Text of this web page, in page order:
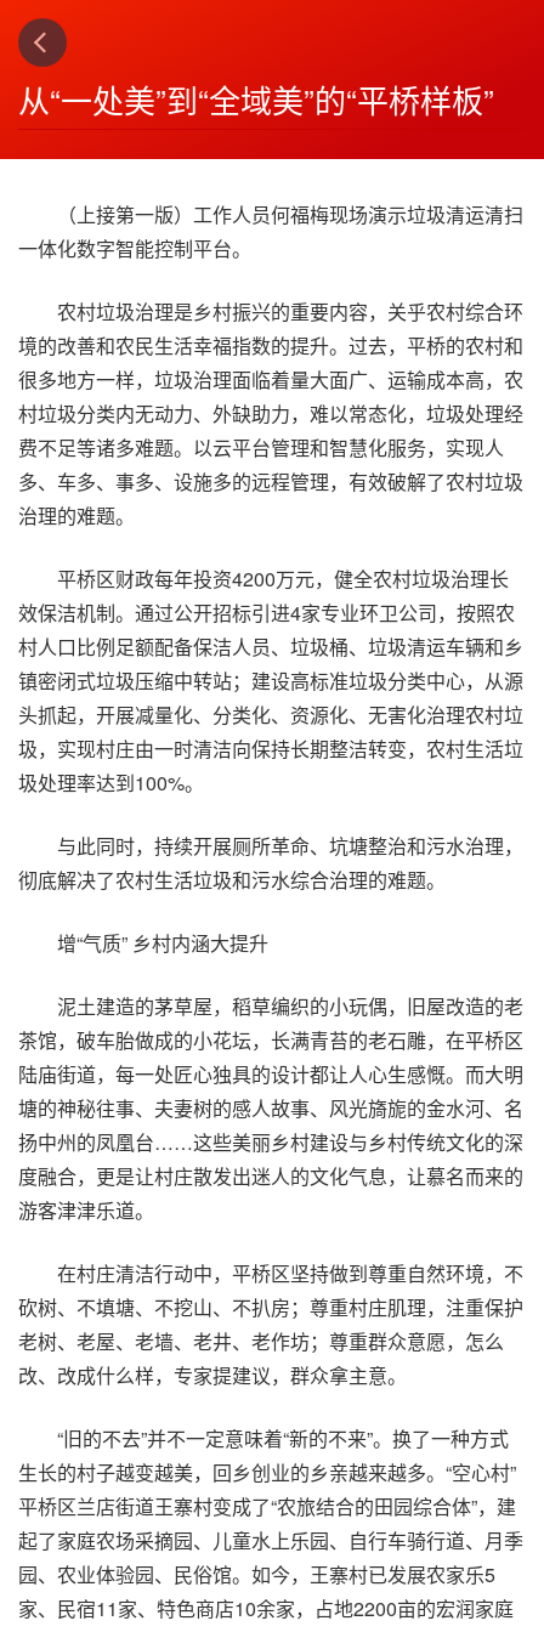
从“一处美”到“全域美”的“平桥样板”
（上接第一版）工作人员何福梅现场演示垃圾清运清扫
一体化数字智能控制平台。
农村垃圾治理是乡村振兴的重要内容，关乎农村综合环
境的改善和农民生活幸福指数的提升。过去，平桥的农村和
很多地方一样，垃圾治理面临着量大面广、运输成本高，农
村垃圾分类内无动力、外缺助力，难以常态化，垃圾处理经
费不足等诸多难题。以云平台管理和智慧化服务，实现人
多、车多、事多、设施多的远程管理，有效破解了农村垃圾
治理的难题。
平桥区财政每年投资4200万元，健全农村垃圾治理长
效保洁机制。通过公开招标引进4家专业环卫公司，按照农
村人口比例足额配备保洁人员、垃圾桶、垃圾清运车辆和乡
镇密闭式垃圾压缩中转站；建设高标准垃圾分类中心，从源
头抓起，开展减量化、分类化、资源化、无害化治理农村垃
圾，实现村庄由一时清洁向保持长期整洁转变，农村生活垃
圾处理率达到100%。
与此同时，持续开展厕所革命、坑塘整治和污水治理，
彻底解决了农村生活垃圾和污水综合治理的难题。
增“气质” 乡村内涵大提升
泥土建造的茅草屋，稻草编织的小玩偶，旧屋改造的老
茶馆，破车胎做成的小花坛，长满青苔的老石雕，在平桥区
陆庙街道，每一处匠心独具的设计都让人心生感慨。而大明
塘的神秘往事、夫妻树的感人故事、风光旖旎的金水河、名
扬中州的凤凰台……这些美丽乡村建设与乡村传统文化的深
度融合，更是让村庄散发出迷人的文化气息，让慕名而来的
游客津津乐道。
在村庄清洁行动中，平桥区坚持做到尊重自然环境，不
砍树、不填塘、不挖山、不扒房；尊重村庄肌理，注重保护
老树、老屋、老墙、老井、老作坊；尊重群众意愿，怎么
改、改成什么样，专家提建议，群众拿主意。
“旧的不去”并不一定意味着“新的不来”。换了一种方式
生长的村子越变越美，回乡创业的乡亲越来越多。“空心村”
平桥区兰店街道王寨村变成了“农旅结合的田园综合体”，建
起了家庭农场采摘园、儿童水上乐园、自行车骑行道、月季
园、农业体验园、民俗馆。如今，王寨村已发展农家乐5
家、民宿11家、特色商店10余家，占地2200亩的宏润家庭